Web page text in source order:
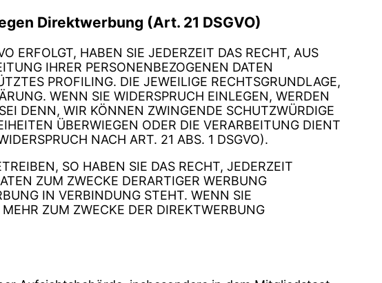
Direktwerbung (Art. 21 DSGVO)
ERFOLGT, HABEN SIE JEDERZEIT DAS RECHT, AUS
IHRER PERSONENBEZOGENEN DATEN
PROFILING. DIE JEWEILIGE RECHTSGRUNDLAGE,
WENN SIE WIDERSPRUCH EINLEGEN, WERDEN
DENN, WIR KÖNNEN ZWINGENDE SCHUTZWÜRDIGE
ÜBERWIEGEN ODER DIE VERARBEITUNG DIENT
NACH ART. 21 ABS. 1 DSGVO).
SO HABEN SIE DAS RECHT, JEDERZEIT
ZUM ZWECKE DERARTIGER WERBUNG
IN VERBINDUNG STEHT. WENN SIE
ZUM ZWECKE DER DIREKTWERBUNG